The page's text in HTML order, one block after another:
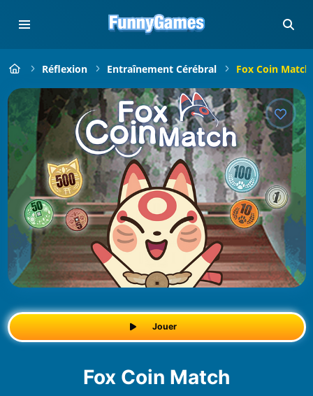
Réflexion Entraînement Cérébral Fox Coin Match
Jouer
Fox Coin Match